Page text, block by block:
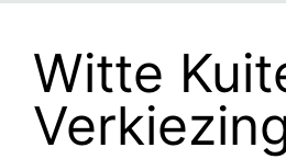
Witte